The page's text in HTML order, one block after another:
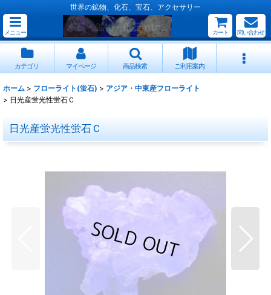
世界の鉱物、化石、宝石、アクセサリー
メニュー カート 問い合わせ
カテゴリ マイページ 商品検索 ご利用案内
ホーム > フローライト(蛍石) > アジア・中東産フローライト
> 日光産蛍光性蛍石Ｃ
日光産蛍光性蛍石Ｃ